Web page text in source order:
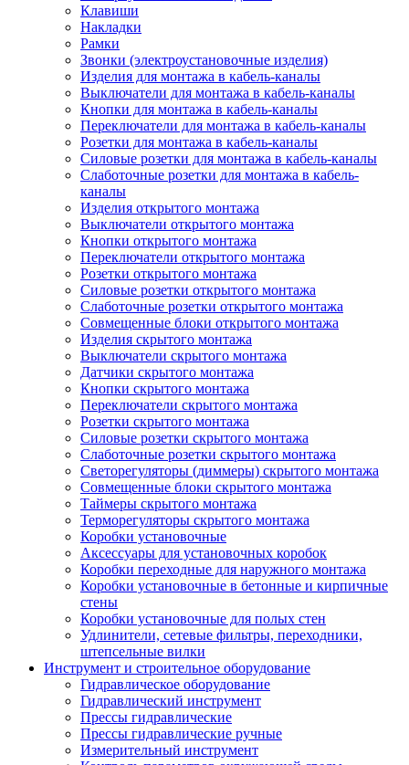
Клавиши
Накладки
Рамки
Звонки (электроустановочные изделия)
Изделия для монтажа в кабель-каналы
Выключатели для монтажа в кабель-каналы
Кнопки для монтажа в кабель-каналы
Переключатели для монтажа в кабель-каналы
Розетки для монтажа в кабель-каналы
Силовые розетки для монтажа в кабель-каналы
Слаботочные розетки для монтажа в кабель-
каналы
Изделия открытого монтажа
Выключатели открытого монтажа
Кнопки открытого монтажа
Переключатели открытого монтажа
Розетки открытого монтажа
Силовые розетки открытого монтажа
Слаботочные розетки открытого монтажа
Совмещенные блоки открытого монтажа
Изделия скрытого монтажа
Выключатели скрытого монтажа
Датчики скрытого монтажа
Кнопки скрытого монтажа
Переключатели скрытого монтажа
Розетки скрытого монтажа
Силовые розетки скрытого монтажа
Слаботочные розетки скрытого монтажа
Светорегуляторы (диммеры) скрытого монтажа
Совмещенные блоки скрытого монтажа
Таймеры скрытого монтажа
Терморегуляторы скрытого монтажа
Коробки установочные
Аксессуары для установочных коробок
Коробки переходные для наружного монтажа
Коробки установочные в бетонные и кирпичные
стены
Коробки установочные для полых стен
Удлинители, сетевые фильтры, переходники,
штепсельные вилки
Инструмент и строительное оборудование
Гидравлическое оборудование
Гидравлический инструмент
Прессы гидравлические
Прессы гидравлические ручные
Измерительный инструмент